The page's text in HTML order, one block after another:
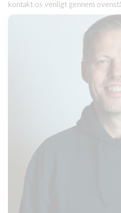
kontakt os venligt gennem